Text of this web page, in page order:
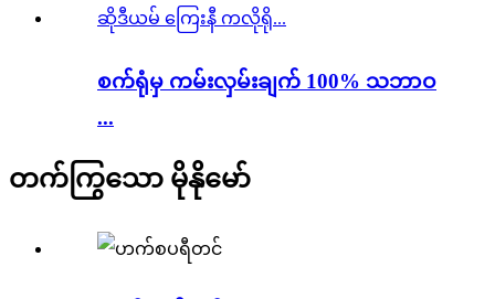
စက်ရုံမှ ကမ်းလှမ်းချက် 100% သဘာဝ
...
တက်ကြွသော မိုနိုမော်